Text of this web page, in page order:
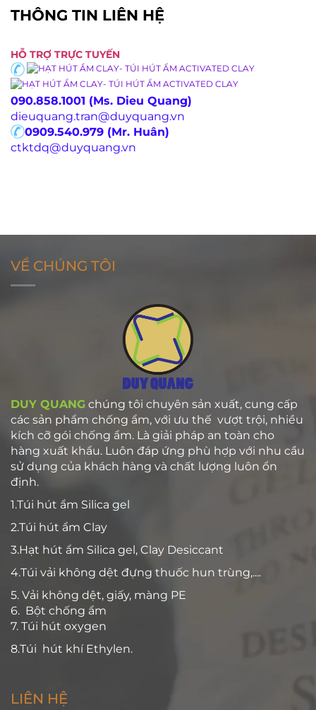
THÔNG TIN LIÊN HỆ
HỖ TRỢ TRỰC TUYẾN
090.858.1001 (Ms. Dieu Quang)
dieuquang.tran@duyquang.vn
0909.540.979 (Mr. Huân)
ctktdq@duyquang.vn
VỀ CHÚNG TÔI
DUY QUANG chúng tôi chuyên sản xuất, cung cấp
các sản phẩm chống ẩm, với ưu thế vượt trội, nhiều
kích cỡ gói chống ẩm. Là giải pháp an toàn cho
hàng xuất khẩu. Luôn đáp ứng phù hợp với nhu cầu
sử dụng của khách hàng và chất lượng luôn ổn
định.
1.Túi hút ẩm Silica gel
2.Túi hút ẩm Clay
3.Hạt hút ẩm Silica gel, Clay Desiccant
4.Túi vải không dệt đựng thuốc hun trùng,....
5. Vải không dệt, giấy, màng PE
6. Bột chống ẩm
7. Túi hút oxygen
8.Túi hút khí Ethylen.
LIÊN HỆ